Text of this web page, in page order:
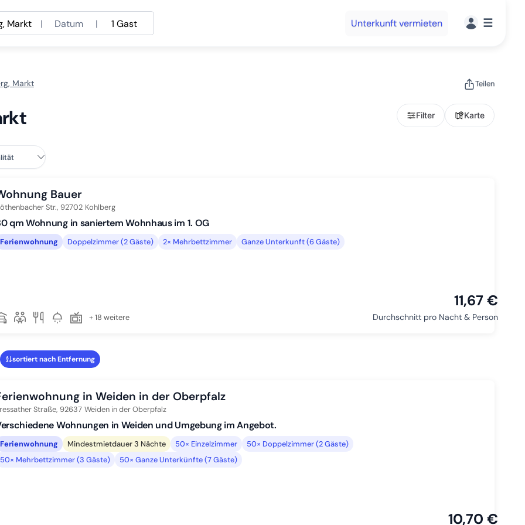
Markt | Datum | 1 Gast Unterkunft vermieten ☰
Markt Teilen
Filter Karte
Bauer
Str., 92702 Kohlberg
qm Wohnung in saniertem Wohnhaus im 1. OG
Ferienwohnung Doppelzimmer (2 Gäste) 2× Mehrbettzimmer Ganze Unterkunft (6 Gäste)
+ 18 weitere
11,67 €
Durchschnitt pro Nacht & Person
sortiert nach Entfernung
in Weiden in der Oberpfalz
Straße, 92637 Weiden in der Oberpfalz
Wohnungen in Weiden und Umgebung im Angebot.
Ferienwohnung Mindestmietdauer 3 Nächte 50× Einzelzimmer
50× Doppelzimmer (2 Gäste)
50× Mehrbettzimmer (3 Gäste)
50× Ganze Unterkünfte (7 Gäste)
10,70 €